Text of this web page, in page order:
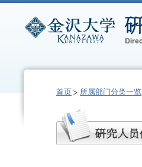
首页 所属部门分类一览